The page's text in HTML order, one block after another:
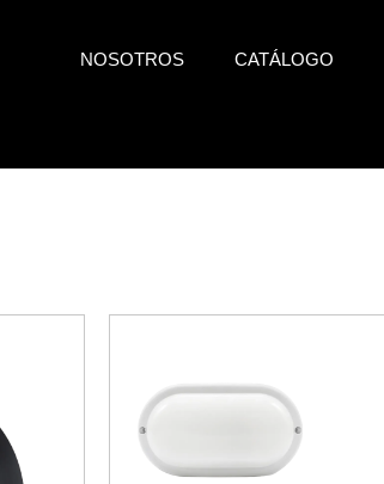
NOSOTROS CATÁLOGO